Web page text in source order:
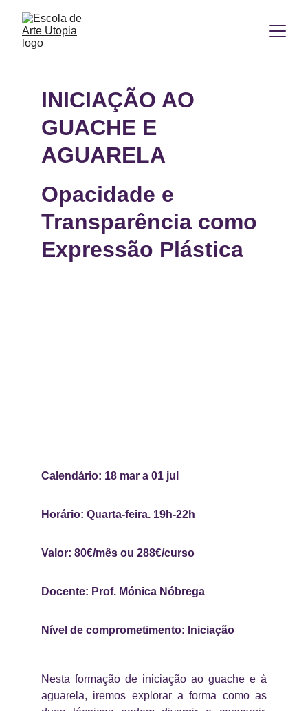
INICIAÇÃO AO
GUACHE E
AGUARELA
Opacidade e
Transparência como
Expressão Plástica
Calendário: 18 mar a 01 jul
Horário: Quarta-feira. 19h-22h
Valor: 80€/mês ou 288€/curso
Docente: Prof. Mónica Nóbrega
Nível de comprometimento: Iniciação
Nesta formação de iniciação ao guache e à
aguarela, iremos explorar a forma como as